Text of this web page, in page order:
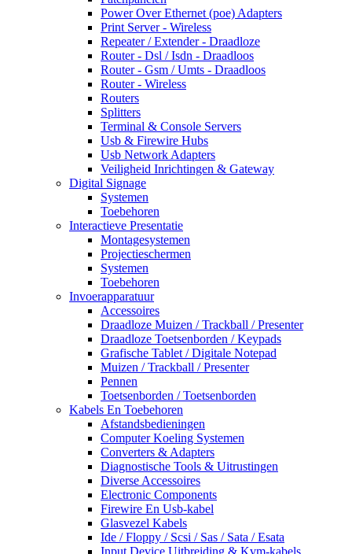
Power Over Ethernet (poe) Adapters
Print Server - Wireless
Repeater / Extender - Draadloze
Router - Dsl / Isdn - Draadloos
Router - Gsm / Umts - Draadloos
Router - Wireless
Routers
Splitters
Terminal & Console Servers
Usb & Firewire Hubs
Usb Network Adapters
Veiligheid Inrichtingen & Gateway
Digital Signage
Systemen
Toebehoren
Interactieve Presentatie
Montagesystemen
Projectieschermen
Systemen
Toebehoren
Invoerapparatuur
Accessoires
Draadloze Muizen / Trackball / Presenter
Draadloze Toetsenborden / Keypads
Grafische Tablet / Digitale Notepad
Muizen / Trackball / Presenter
Pennen
Toetsenborden / Toetsenborden
Kabels En Toebehoren
Afstandsbedieningen
Computer Koeling Systemen
Converters & Adapters
Diagnostische Tools & Uitrustingen
Diverse Accessoires
Electronic Components
Firewire En Usb-kabel
Glasvezel Kabels
Ide / Floppy / Scsi / Sas / Sata / Esata
Input Device Uitbreiding & Kvm-kabels